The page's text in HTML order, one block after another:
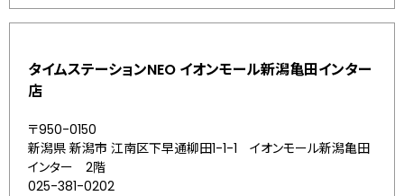
タイムステーションNEO イオンモール新潟亀田インター
店
〒950-0150
新潟県 新潟市 江南区下早通柳田1-1-1 イオンモール新潟亀田
インター 2階
025-381-0202